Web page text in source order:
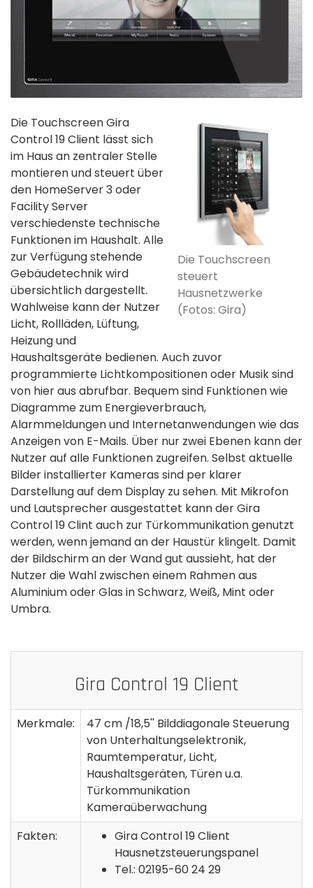
Die Touchscreen
steuert
Hausnetzwerke
(Fotos: Gira)
Die Touchscreen Gira
Control 19 Client lässt sich
im Haus an zentraler Stelle
montieren und steuert über
den HomeServer 3 oder
Facility Server
verschiedenste technische
Funktionen im Haushalt. Alle
zur Verfügung stehende
Gebäudetechnik wird
übersichtlich dargestellt.
Wahlweise kann der Nutzer
Licht, Rollläden, Lüftung,
Heizung und
Haushaltsgeräte bedienen. Auch zuvor
programmierte Lichtkompositionen oder Musik sind
von hier aus abrufbar. Bequem sind Funktionen wie
Diagramme zum Energieverbrauch,
Alarmmeldungen und Internetanwendungen wie das
Anzeigen von E-Mails. Über nur zwei Ebenen kann der
Nutzer auf alle Funktionen zugreifen. Selbst aktuelle
Bilder installierter Kameras sind per klarer
Darstellung auf dem Display zu sehen. Mit Mikrofon
und Lautsprecher ausgestattet kann der Gira
Control 19 Clint auch zur Türkommunikation genutzt
werden, wenn jemand an der Haustür klingelt. Damit
der Bildschirm an der Wand gut aussieht, hat der
Nutzer die Wahl zwischen einem Rahmen aus
Aluminium oder Glas in Schwarz, Weiß, Mint oder
Umbra.
Gira Control 19 Client
Merkmale:
47 cm /18,5'' Bilddiagonale Steuerung
von Unterhaltungselektronik,
Raumtemperatur, Licht,
Haushaltsgeräten, Türen u.a.
Türkommunikation
Kameraüberwachung
Fakten:
Gira Control 19 Client
Hausnetzsteuerungspanel
Tel.: 02195-60 24 29